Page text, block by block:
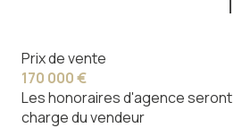
Prix de vente
170 000 €
Les honoraires d'agence
charge du vendeur